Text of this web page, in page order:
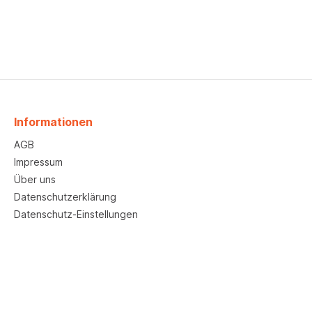
Informationen
AGB
Impressum
Über uns
Datenschutzerklärung
Datenschutz-Einstellungen